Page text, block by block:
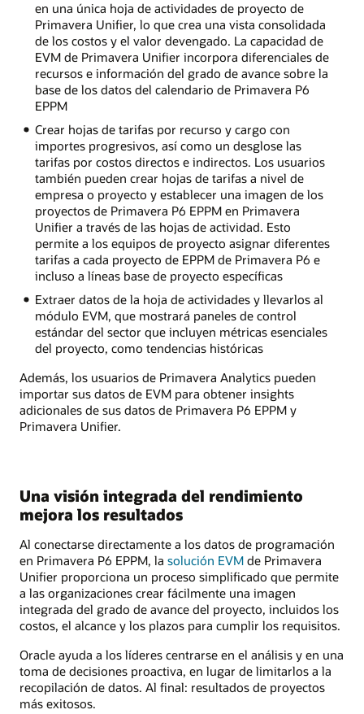
en una única hoja de actividades de proyecto de
Primavera Unifier, lo que crea una vista consolidada
de los costos y el valor devengado. La capacidad de
EVM de Primavera Unifier incorpora diferenciales de
recursos e información del grado de avance sobre la
base de los datos del calendario de Primavera P6
EPPM
Crear hojas de tarifas por recurso y cargo con
importes progresivos, así como un desglose las
tarifas por costos directos e indirectos. Los usuarios
también pueden crear hojas de tarifas a nivel de
empresa o proyecto y establecer una imagen de los
proyectos de Primavera P6 EPPM en Primavera
Unifier a través de las hojas de actividad. Esto
permite a los equipos de proyecto asignar diferentes
tarifas a cada proyecto de EPPM de Primavera P6 e
incluso a líneas base de proyecto específicas
Extraer datos de la hoja de actividades y llevarlos al
módulo EVM, que mostrará paneles de control
estándar del sector que incluyen métricas esenciales
del proyecto, como tendencias históricas
Además, los usuarios de Primavera Analytics pueden
importar sus datos de EVM para obtener insights
adicionales de sus datos de Primavera P6 EPPM y
Primavera Unifier.
Una visión integrada del rendimiento
mejora los resultados
Al conectarse directamente a los datos de programación
en Primavera P6 EPPM, la solución EVM de Primavera
Unifier proporciona un proceso simplificado que permite
a las organizaciones crear fácilmente una imagen
integrada del grado de avance del proyecto, incluidos los
costos, el alcance y los plazos para cumplir los requisitos.
Oracle ayuda a los líderes centrarse en el análisis y en una
toma de decisiones proactiva, en lugar de limitarlos a la
recopilación de datos. Al final: resultados de proyectos
más exitosos.